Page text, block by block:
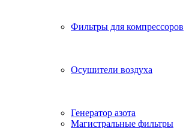
Фильтры для компрессоров
Осушители воздуха
Генератор азота
Магистральные фильтры